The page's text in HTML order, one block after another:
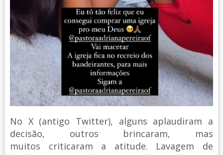
No X (antigo Twitter), alguns aplaudiram a
decisão, outros brincaram, mas
muitos criticaram a atitude. Lavagem de